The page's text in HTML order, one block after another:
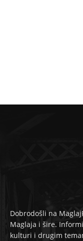
Dobrodošli na
Maglaja i šire.
kulturi i drugim